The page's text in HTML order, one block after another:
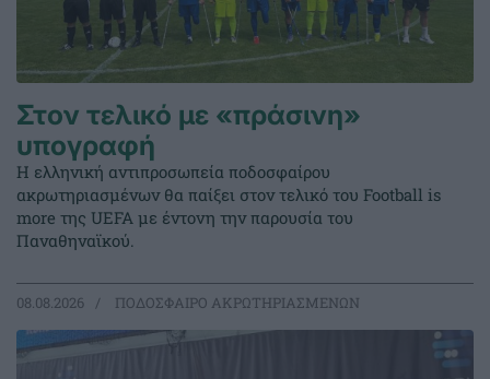
Στον τελικό με «πράσινη»
υπογραφή
Η ελληνική αντιπροσωπεία ποδοσφαίρου
ακρωτηριασμένων θα παίξει στον τελικό του Football is
more της UEFA με έντονη την παρουσία του
Παναθηναϊκού.
08.08.2026 ΠΟΔΟΣΦΑΙΡΟ ΑΚΡΩΤΗΡΙΑΣΜΕΝΩΝ